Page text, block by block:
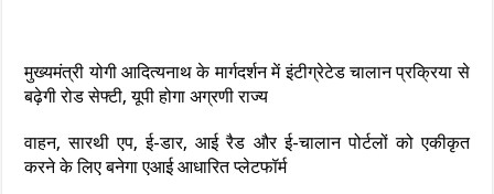
मुख्यमंत्री योगी आदित्यनाथ के मार्गदर्शन में इंटीग्रेटेड चालान प्रक्रिया से
बढ़ेगी रोड सेफ्टी, यूपी होगा अग्रणी राज्य
वाहन, सारथी एप, ई-डार, आई रैड और ई-चालान पोर्टलों को एकीकृत
करने के लिए बनेगा एआई आधारित प्लेटफॉर्म